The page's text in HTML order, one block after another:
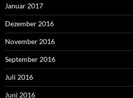
Januar 2017
Dezember 2016
November 2016
September 2016
Juli 2016
Juni 2016